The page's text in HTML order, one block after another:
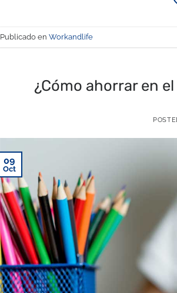
Publicado en Workandlife
¿Cómo ahorrar en
09
Oct